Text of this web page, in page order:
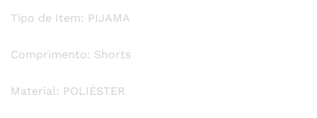
Tipo de Item: PIJAMA
Comprimento: Shorts
Material: POLIÉSTER